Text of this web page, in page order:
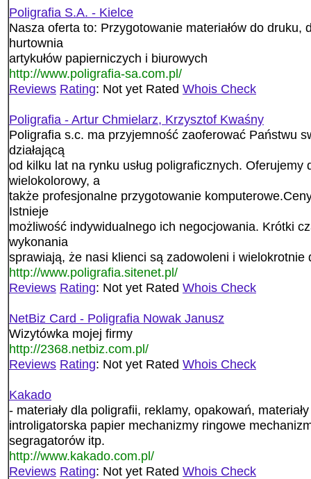
Poligrafia S.A. - Kielce
Nasza oferta to: Przygotowanie materiałów do druku,
hurtownia
artykułów papierniczych i biurowych
http://www.poligrafia-sa.com.pl/
Reviews Rating: Not yet Rated Whois Check
Poligrafia - Artur Chmielarz, Krzysztof Kwaśny
Poligrafia s.c. ma przyjemność zaoferować Państwu
działającą
od kilku lat na rynku usług poligraficznych. Oferujemy
wielokolorowy, a
także profesjonalne przygotowanie
Istnieje
możliwość indywidualnego ich negocjowania. Krótki
wykonania
sprawiają, że nasi klienci są zadowoleni i wielokrotnie
http://www.poligrafia.sitenet.pl/
Reviews Rating: Not yet Rated Whois Check
NetBiz Card - Poligrafia Nowak Janusz
Wizytówka mojej firmy
http://2368.netbiz.com.pl/
Reviews Rating: Not yet Rated Whois Check
Kakado
- materiały dla poligrafii, reklamy, opakowań,
introligatorska papier mechanizmy ringowe
segragatorów itp.
http://www.kakado.com.pl/
Reviews Rating: Not yet Rated Whois Check